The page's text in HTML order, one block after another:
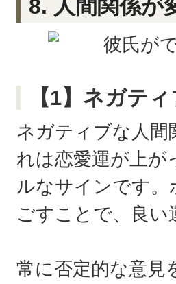
8. 人間関係が
【1】ネガテ
ネガティブな人間
れは恋愛運が上
ルなサインです
ごすことで、良
常に否定的な意見